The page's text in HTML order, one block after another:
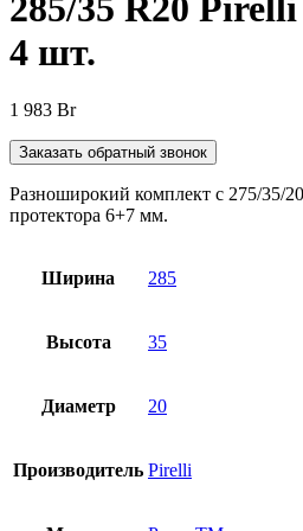
4 шт.
1 983 Br
Заказать обратный звонок
Разноширокий комплект с 275/35/
протектора 6+7 мм.
Ширина 285
Высота 35
Диаметр 20
Производитель Pirelli